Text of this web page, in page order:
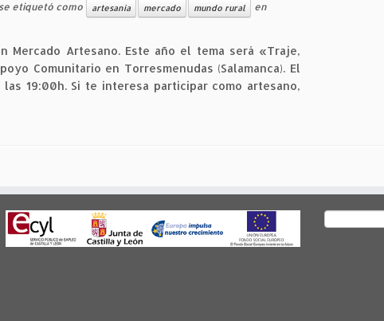
etiquetó como artesanía mercado mundo rural
en
Mercado Artesano. Este año el tema será «Traje,
Comunitario en Torresmenudas (Salamanca). El
19:00h. Si te interesa participar como artesano,